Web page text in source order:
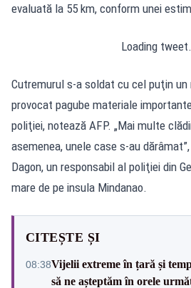
evaluată la 55 km, conform unei
Loading
Cutremurul s-a soldat cu cel puţin
provocat pagube materiale
poliţiei, notează AFP. „Mai multe
asemenea, unele case s-au
Dagon, un responsabil al poliţiei din
mare de pe insula Mindanao.
CITEȘTE ȘI
08:38Vijelii extreme în țară și
să ne așteptăm în orele